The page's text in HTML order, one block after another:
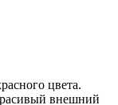
цвета.
внешний